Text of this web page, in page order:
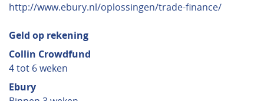
http://www.ebury.nl/oplossingen/trade-finance/
Geld op rekening
Collin Crowdfund
4 tot 6 weken
Ebury